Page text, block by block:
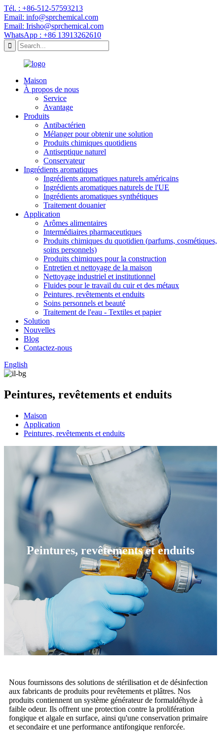
Tél. : +86-512-57593213
Email: info@sprchemical.com
Email: Irisho@sprchemical.com
WhatsApp : +86 13913262610
Maison
À propos de nous
Service
Avantage
Produits
Antibactérien
Mélanger pour obtenir une solution
Produits chimiques quotidiens
Antiseptique naturel
Conservateur
Ingrédients aromatiques
Ingrédients aromatiques naturels américains
Ingrédients aromatiques naturels de l'UE
Ingrédients aromatiques synthétiques
Traitement douanier
Application
Arômes alimentaires
Intermédiaires pharmaceutiques
Produits chimiques du quotidien (parfums, cosmétiques,
soins personnels)
Produits chimiques pour la construction
Entretien et nettoyage de la maison
Nettoyage industriel et institutionnel
Fluides pour le travail du cuir et des métaux
Peintures, revêtements et enduits
Soins personnels et beauté
Traitement de l'eau - Textiles et papier
Solution
Nouvelles
Blog
Contactez-nous
English
Peintures, revêtements et enduits
Maison
Application
Peintures, revêtements et enduits
Peintures, revêtements et enduits
Nous fournissons des solutions de stérilisation et de désinfection
aux fabricants de produits pour revêtements et plâtres. Nos
produits contiennent un système générateur de formaldéhyde à
faible odeur. Ils offrent une protection contre la prolifération
fongique et algale en surface, ainsi qu'une conservation primaire
et secondaire et une performance antifongique renforcée.